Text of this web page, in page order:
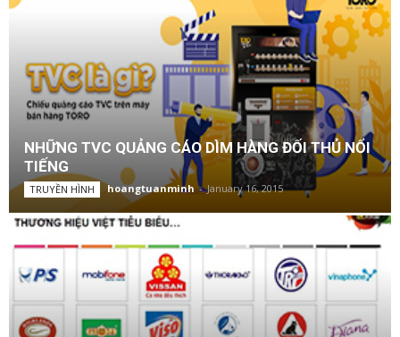
NHỮNG TVC QUẢNG CÁO DÌM HÀNG ĐỐI THỦ NỔI
TIẾNG
TRUYỀN HÌNH hoangtuanminh - January 16, 2015